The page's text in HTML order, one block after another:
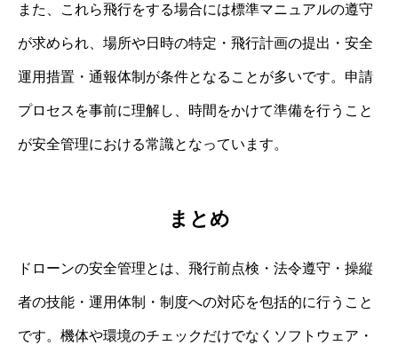
また、これら飛行をする場合には標準マニュアルの遵守
が求められ、場所や日時の特定・飛行計画の提出・安全
運用措置・通報体制が条件となることが多いです。申請
プロセスを事前に理解し、時間をかけて準備を行うこと
が安全管理における常識となっています。
まとめ
ドローンの安全管理とは、飛行前点検・法令遵守・操縦
者の技能・運用体制・制度への対応を包括的に行うこと
です。機体や環境のチェックだけでなくソフトウェア・